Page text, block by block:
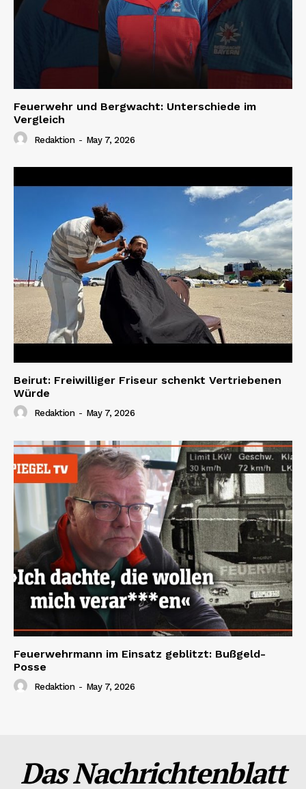
Feuerwehr und Bergwacht: Unterschiede im
Vergleich
Redaktion - May 7, 2026
Beirut: Freiwilliger Friseur schenkt Vertriebenen
Würde
Redaktion - May 7, 2026
Feuerwehrmann im Einsatz geblitzt: Bußgeld-
Posse
Redaktion - May 7, 2026
Das Nachrichtenblatt